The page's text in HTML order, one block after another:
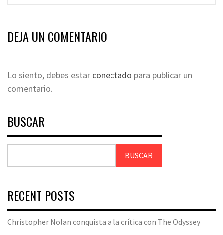
DEJA UN COMENTARIO
Lo siento, debes estar conectado para publicar un
comentario.
BUSCAR
BUSCAR
RECENT POSTS
Christopher Nolan conquista a la crítica con The Odyssey